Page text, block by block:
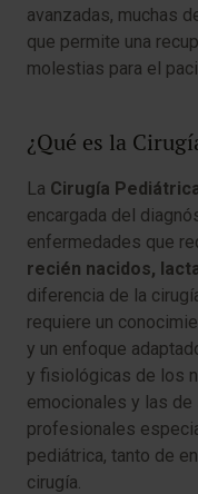
avanzadas, muchas
que permite una
molestias para el
¿Qué es la
La Cirugía
encargada del
enfermedades que
recién nacidos,
diferencia de la
requiere un
y un enfoque
y fisiológicas de los
emocionales y las
profesionales
pediátrica, tanto de
cirugía.